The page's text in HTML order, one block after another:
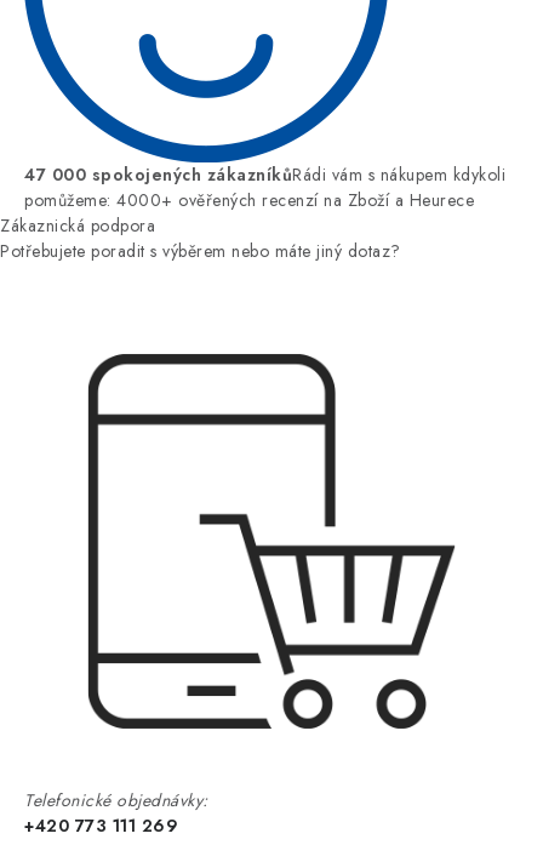
47 000 spokojených zákazníkůRádi vám s nákupem kdykoli
pomůžeme: 4000+ ověřených recenzí na Zboží a Heurece
Zákaznická podpora
Potřebujete poradit s výběrem nebo máte jiný dotaz?
Telefonické objednávky:
+420 773 111 269